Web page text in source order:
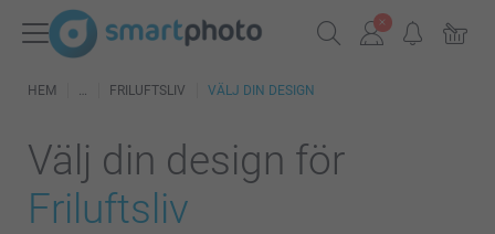
HEM FRILUFTSLIV VÄLJ DIN DESIGN
Välj din design för
Friluftsliv